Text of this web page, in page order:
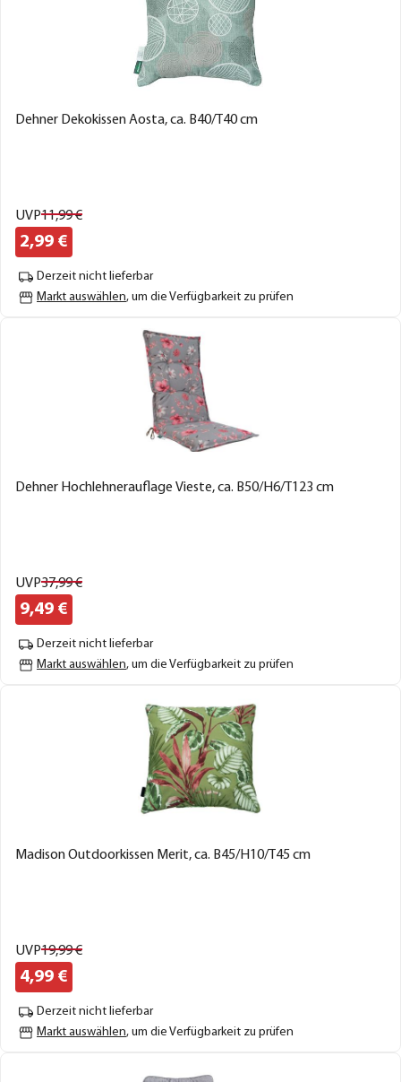
Dehner Dekokissen Aosta, ca. B40/T40 cm
UVP11,99€
2,99 €
Derzeit nicht lieferbar
Markt auswählen, um die Verfügbarkeit zu prüfen
Dehner Hochlehnerauflage Vieste, ca. B50/H6/T123 cm
UVP37,99€
9,49 €
Derzeit nicht lieferbar
Markt auswählen, um die Verfügbarkeit zu prüfen
Madison Outdoorkissen Merit, ca. B45/H10/T45 cm
UVP19,99€
4,99 €
Derzeit nicht lieferbar
Markt auswählen, um die Verfügbarkeit zu prüfen